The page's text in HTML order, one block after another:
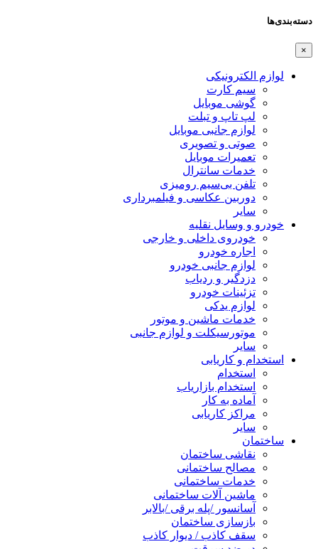
دسته‌بندی‌ها
×
لوازم الکترونیکی
سیم کارت
گوشی موبایل
لپ تاپ و تبلت
لوازم جانبی موبایل
صوتی و تصویری
تعمیرات موبایل
خدمات سانترال
تلفن بی‌سیم رومیزی
دوربین عکاسی و فیلمبرداری
سایر
خودرو و وسایل نقلیه
خودروی داخلی و خارجی
اجاره خودرو
لوازم جانبی خودرو
دزدگیر و ردیاب
تزئینات خودرو
لوازم یدکی
خدمات ماشین و موتور
موتورسیکلت و لوازم جانبی
سایر
استخدام و کاریابی
استخدام
استخدام بازاریاب
آماده به کار
مراکز کاریابی
سایر
ساختمان
نقاشی ساختمان
مصالح ساختمانی
خدمات ساختمانی
ماشین آلات ساختمانی
آسانسور /پله برقی /بالابر
بازسازی ساختمان
سقف کاذب / دیوار کاذب